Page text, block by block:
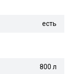
есть
800 л